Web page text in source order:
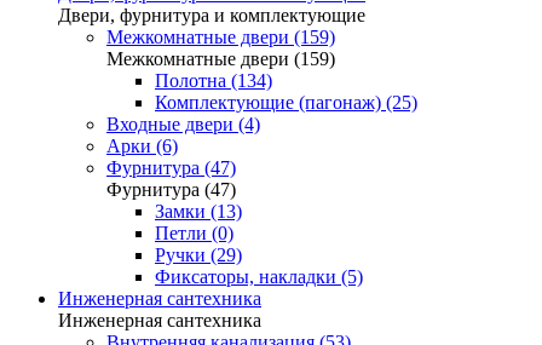
Двери, фурнитура и комплектующие
Межкомнатные двери (159)
Межкомнатные двери (159)
Полотна (134)
Комплектующие (пагонаж) (25)
Входные двери (4)
Арки (6)
Фурнитура (47)
Фурнитура (47)
Замки (13)
Петли (0)
Ручки (29)
Фиксаторы, накладки (5)
Инженерная сантехника
Инженерная сантехника